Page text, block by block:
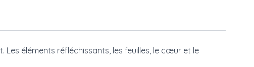
éléments réfléchissants, les feuilles, le cœur et le